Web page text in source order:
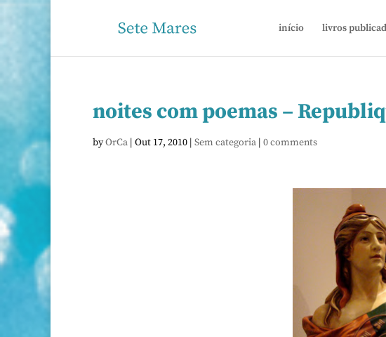
início livros
noites com poemas –
byOrCa | Out 17, 2010 | Sem categoria | 0 comments